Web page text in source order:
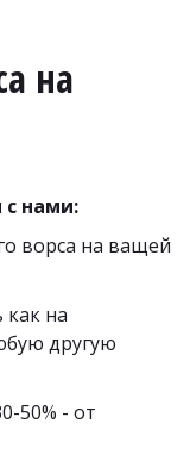
на
нами:
ворса на ващей
на
другую
50% - от